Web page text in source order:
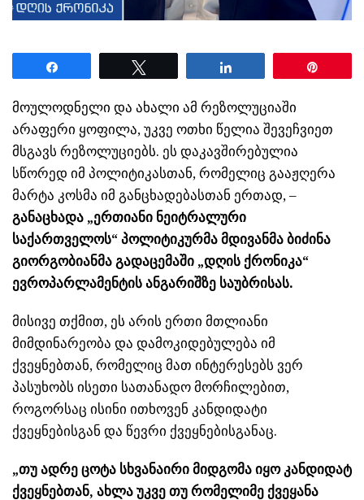
მოულოდნელი და ახალი ამ რეზოლუციაში
არაფერი ყოფილა, უკვე ოთხი წელია შევეჩვიეთ
მსგავს რეზოლუციებს. ეს დაკავშირებულია
სწორედ იმ პოლიტიკასთან, რომელიც გააჟღერა
მარტა კოსმა იმ განცხადებასთან ერთად, –
განაცხადა „ერთიანი ნეიტრალური
საქართველოს“ პოლიტიკურმა მდივანმა ბიძინა
გიორგობიანმა გადაცემაში „დღის ქრონიკა“
ევროპარლამენტის ანგარიშზე საუბრისას.
მისივე თქმით, ეს არის ერთი მთლიანი
მიმდინარეობა და დამოკიდებულება იმ
ქვეყნებთან, რომელიც მათ ინტერესებს ვერ
პასუხობს ისეთი სათანადო მორჩილებით,
როგორსაც ისინი ითხოვენ კანდიდატი
ქვეყნებისგან და წევრი ქვეყნებისგანაც.
„თუ ადრე ცოტა სხვანაირი მიდგომა იყო კანდიდატ
ქვეყნებთან, ახლა უკვე თუ რომელიმე ქვეყანა